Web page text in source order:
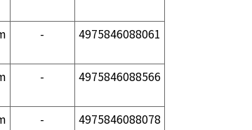
- 4975846088061
- 4975846088566
- 4975846088078